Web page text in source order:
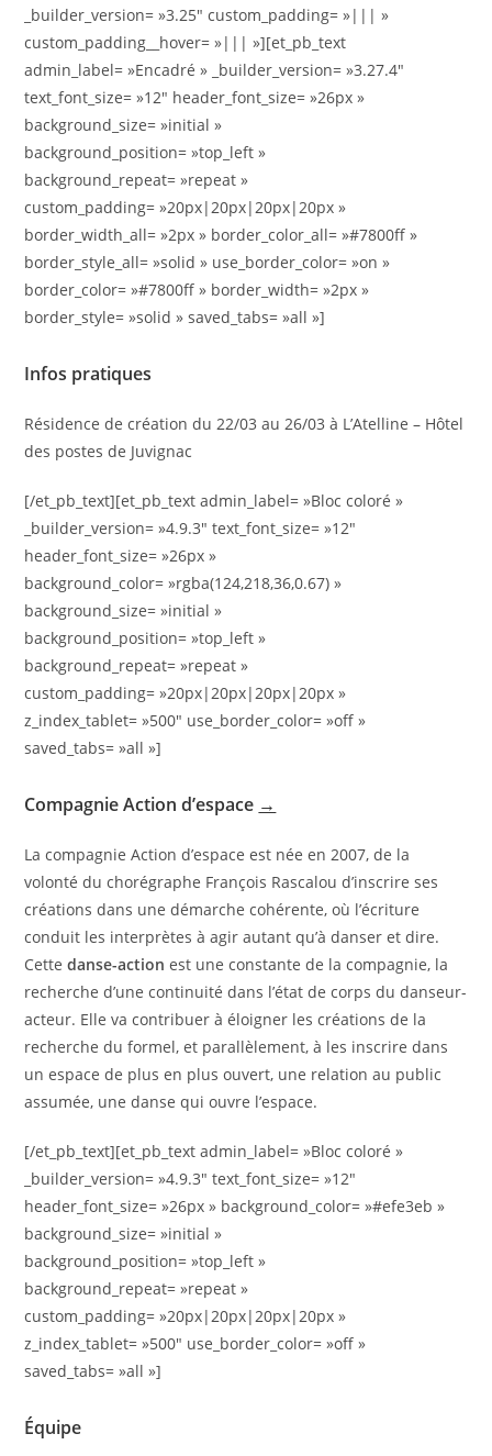
_builder_version= »3.25″ custom_padding= »||| »
custom_padding__hover= »||| »][et_pb_text
admin_label= »Encadré » _builder_version= »3.27.4″
text_font_size= »12″ header_font_size= »26px »
background_size= »initial »
background_position= »top_left »
background_repeat= »repeat »
custom_padding= »20px|20px|20px|20px »
border_width_all= »2px » border_color_all= »#7800ff »
border_style_all= »solid » use_border_color= »on »
border_color= »#7800ff » border_width= »2px »
border_style= »solid » saved_tabs= »all »]
Infos pratiques
Résidence de création du 22/03 au 26/03 à L’Atelline – Hôtel
des postes de Juvignac
[/et_pb_text][et_pb_text admin_label= »Bloc coloré »
_builder_version= »4.9.3″ text_font_size= »12″
header_font_size= »26px »
background_color= »rgba(124,218,36,0.67) »
background_size= »initial »
background_position= »top_left »
background_repeat= »repeat »
custom_padding= »20px|20px|20px|20px »
z_index_tablet= »500″ use_border_color= »off »
saved_tabs= »all »]
Compagnie Action d’espace →
La compagnie Action d’espace est née en 2007, de la
volonté du chorégraphe François Rascalou d’inscrire ses
créations dans une démarche cohérente, où l’écriture
conduit les interprètes à agir autant qu’à danser et dire.
Cettedanse-action est une constante de la compagnie, la
recherche d’une continuité dans l’état de corps du danseur-
acteur. Elle va contribuer à éloigner les créations de la
recherche du formel, et parallèlement, à les inscrire dans
un espace de plus en plus ouvert, une relation au public
assumée, une danse qui ouvre l’espace.
[/et_pb_text][et_pb_text admin_label= »Bloc coloré »
_builder_version= »4.9.3″ text_font_size= »12″
header_font_size= »26px » background_color= »#efe3eb »
background_size= »initial »
background_position= »top_left »
background_repeat= »repeat »
custom_padding= »20px|20px|20px|20px »
z_index_tablet= »500″ use_border_color= »off »
saved_tabs= »all »]
Équipe